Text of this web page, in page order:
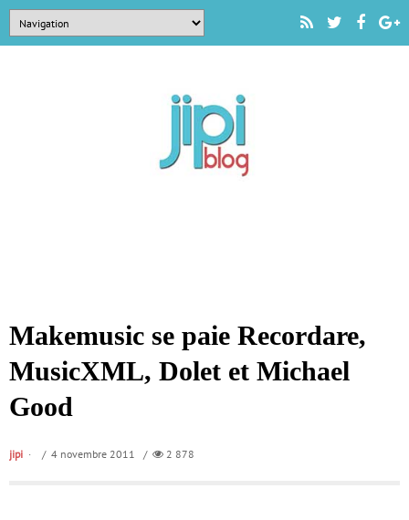
Makemusic se paie Recordare,
MusicXML, Dolet et Michael
Good
jipi / 4 novembre 2011 / 2 878